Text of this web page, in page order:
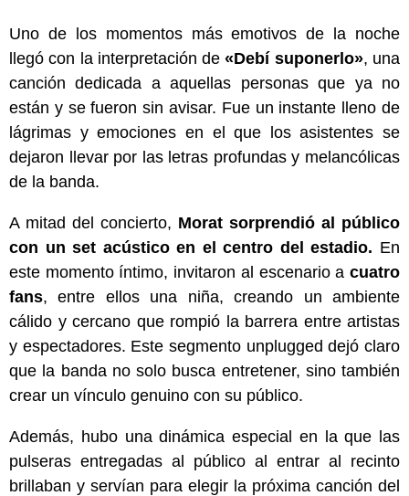
Uno de los momentos más emotivos de la noche
llegó con la interpretación de«Debí suponerlo», una
canción dedicada a aquellas personas que ya no
están y se fueron sin avisar. Fue un instante lleno de
lágrimas y emociones en el que los asistentes se
dejaron llevar por las letras profundas y melancólicas
de la banda.
A mitad del concierto, Morat sorprendió al público
con un set acústico en el centro del estadio. En
este momento íntimo, invitaron al escenario a cuatro
fans, entre ellos una niña, creando un ambiente
cálido y cercano que rompió la barrera entre artistas
y espectadores. Este segmento unplugged dejó claro
que la banda no solo busca entretener, sino también
crear un vínculo genuino con su público.
Además, hubo una dinámica especial en la que las
pulseras entregadas al público al entrar al recinto
brillaban y servían para elegir la próxima canción del